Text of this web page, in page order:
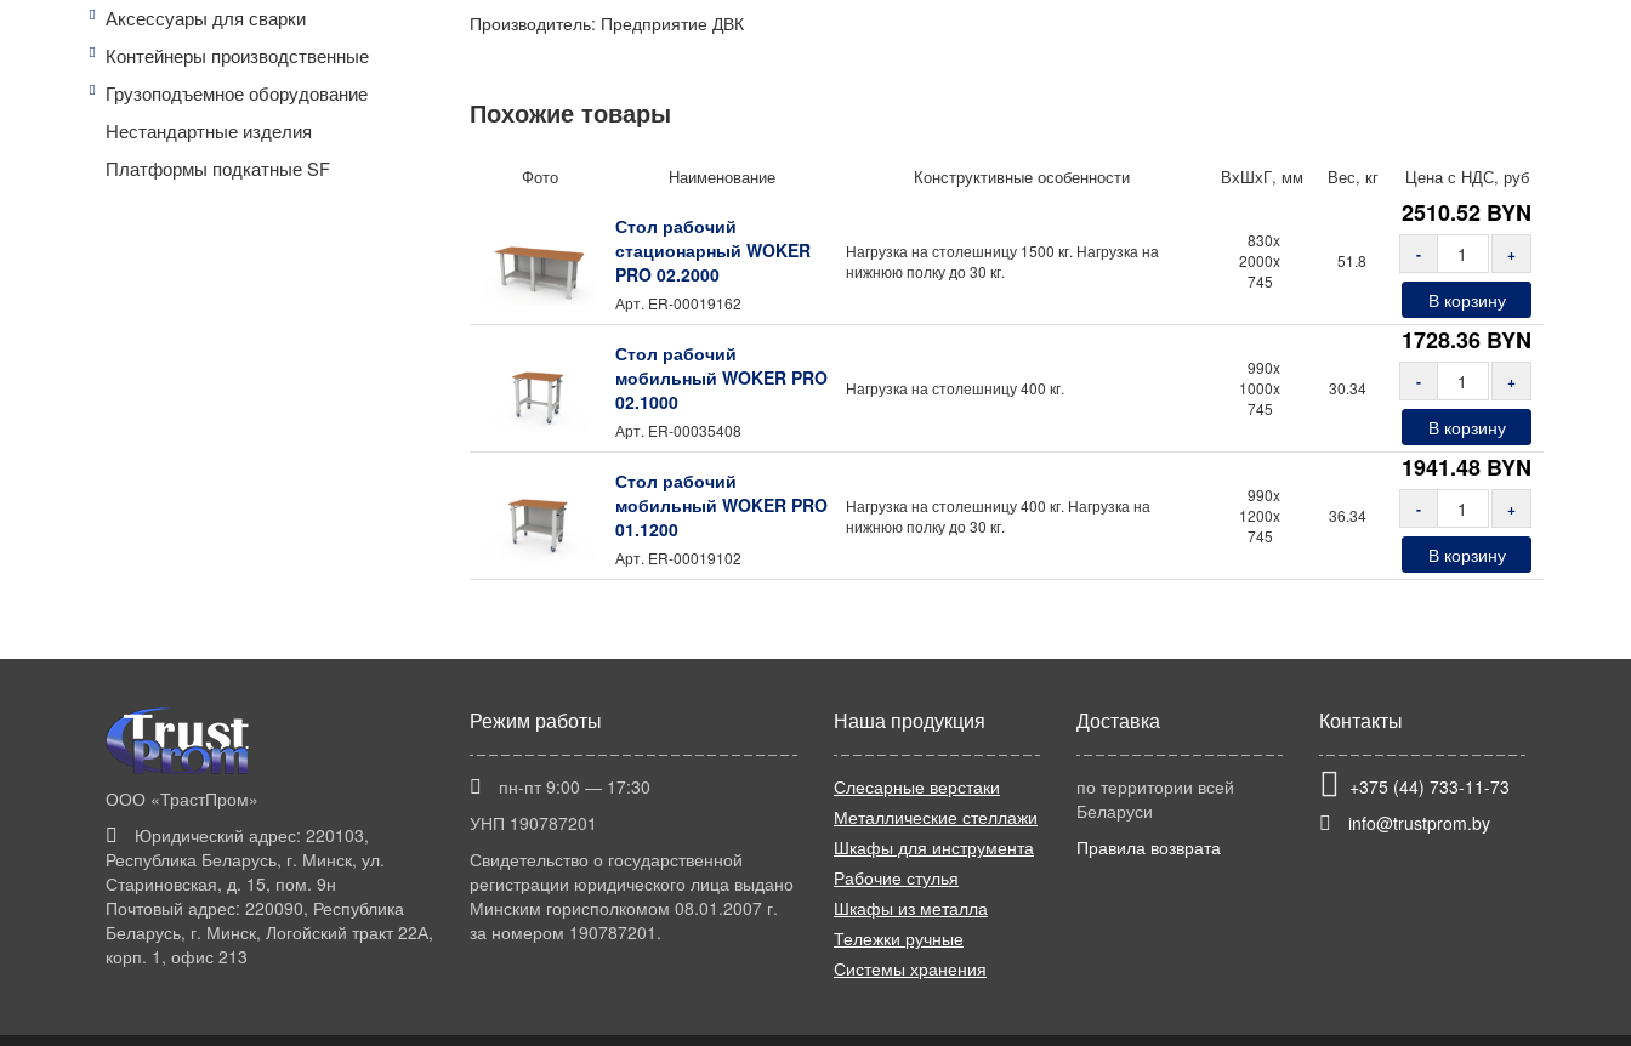
Аксессуары для сварки
Контейнеры производственные
Грузоподъемное оборудование
Нестандартные изделия
Платформы подкатные SF
Производитель: Предприятие ДВК
Похожие товары
Фото Наименование Конструктивные особенности ВхШхГ, мм Вес, кг Цена с НДС, руб
Стол рабочий
стационарный WOKER
PRO 02.2000
Арт. ER-00019162
Нагрузка на столешницу 1500 кг. Нагрузка на
нижнюю полку до 30 кг.
830x
2000x
745
51.8
2510.52 BYN
- +
В корзину
Стол рабочий
мобильный WOKER PRO
02.1000
Арт. ER-00035408
Нагрузка на столешницу 400 кг.
990x
1000x
745
30.34
1728.36 BYN
- +
В корзину
Стол рабочий
мобильный WOKER PRO
01.1200
Арт. ER-00019102
Нагрузка на столешницу 400 кг. Нагрузка на
нижнюю полку до 30 кг.
990x
1200x
745
36.34
1941.48 BYN
- +
В корзину
ООО «ТрастПром»
Юридический адрес: 220103,
Республика Беларусь, г. Минск, ул.
Стариновская, д. 15, пом. 9н
Почтовый адрес: 220090, Республика
Беларусь, г. Минск, Логойский тракт 22А,
корп. 1, офис 213
Режим работы
пн-пт 9:00 — 17:30
УНП 190787201
Свидетельство о государственной
регистрации юридического лица выдано
Минским горисполкомом 08.01.2007 г.
за номером 190787201.
Наша продукция
Слесарные верстаки
Металлические стеллажи
Шкафы для инструмента
Рабочие стулья
Шкафы из металла
Тележки ручные
Системы хранения
Доставка
по территории всей
Беларуси
Правила возврата
Контакты
+375 (44) 733-11-73
info@trustprom.by